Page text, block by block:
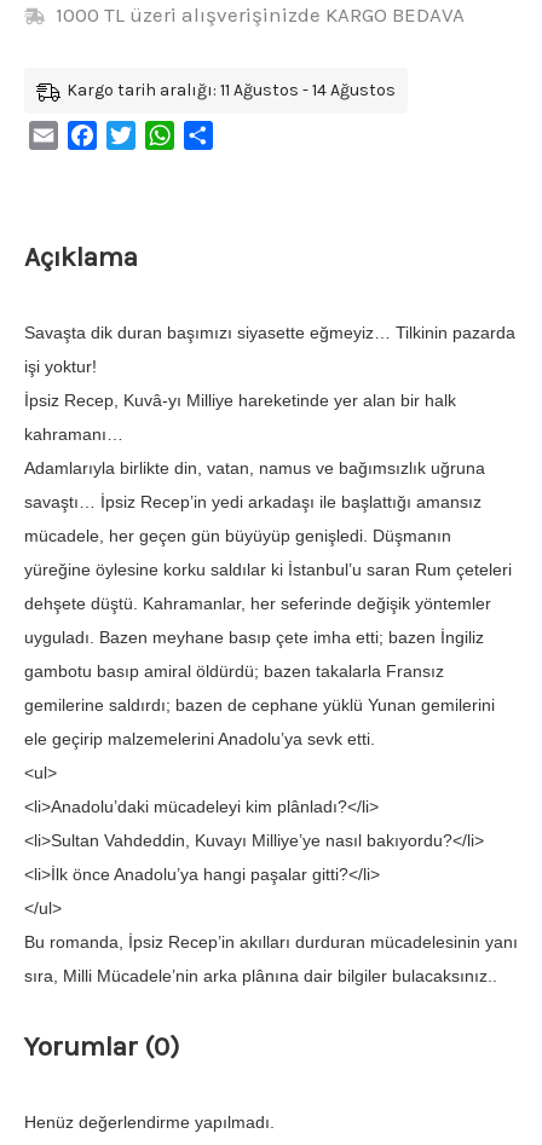
1000 TL üzeri alışverişinizde KARGO BEDAVA
Kargo tarih aralığı: 11 Ağustos - 14 Ağustos
Email FacebookTwitterWhatsApp
Açıklama
Savaşta dik duran başımızı siyasette eğmeyiz… Tilkinin pazarda
işi yoktur!
İpsiz Recep, Kuvâ-yı Milliye hareketinde yer alan bir halk
kahramanı…
Adamlarıyla birlikte din, vatan, namus ve bağımsızlık uğruna
savaştı… İpsiz Recep’in yedi arkadaşı ile başlattığı amansız
mücadele, her geçen gün büyüyüp genişledi. Düşmanın
yüreğine öylesine korku saldılar ki İstanbul’u saran Rum çeteleri
dehşete düştü. Kahramanlar, her seferinde değişik yöntemler
uyguladı. Bazen meyhane basıp çete imha etti; bazen İngiliz
gambotu basıp amiral öldürdü; bazen takalarla Fransız
gemilerine saldırdı; bazen de cephane yüklü Yunan gemilerini
ele geçirip malzemelerini Anadolu’ya sevk etti.
<ul>
<li>Anadolu’daki mücadeleyi kim plânladı?</li>
<li>Sultan Vahdeddin, Kuvayı Milliye’ye nasıl bakıyordu?</li>
<li>İlk önce Anadolu’ya hangi paşalar gitti?</li>
</ul>
Bu romanda, İpsiz Recep’in akılları durduran mücadelesinin yanı
sıra, Milli Mücadele’nin arka plânına dair bilgiler bulacaksınız..
Yorumlar (0)
Henüz değerlendirme yapılmadı.